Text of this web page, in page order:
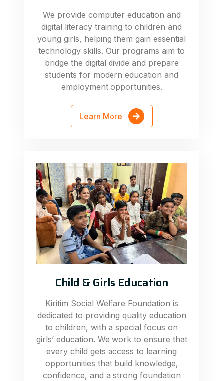
We provide computer education and
digital literacy training to children and
young girls, helping them gain essential
technology skills. Our programs aim to
bridge the digital divide and prepare
students for modern education and
employment opportunities.
Learn More
Child & Girls Education
Kiritim Social Welfare Foundation is
dedicated to providing quality education
to children, with a special focus on
girls’ education. We work to ensure that
every child gets access to learning
opportunities that build knowledge,
confidence, and a strong foundation